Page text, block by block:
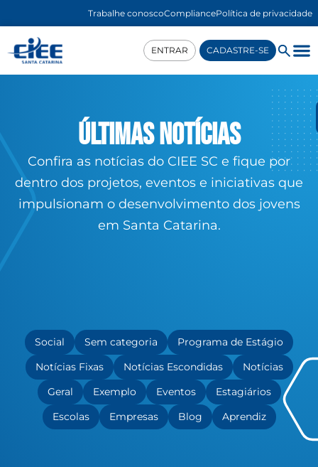
Trabalhe conoscoCompliancePolítica de privacidade
ENTRAR CADASTRE-SE
Últimas notícias
Confira as notícias do CIEE SC e fique por
dentro dos projetos, eventos e iniciativas que
impulsionam o desenvolvimento dos jovens
em Santa Catarina.
Social Sem categoria
Programa de Estágio
Notícias Fixas
Notícias Escondidas
Notícias
Geral
Exemplo Eventos
Estagiários
Escolas
Empresas Blog Aprendiz